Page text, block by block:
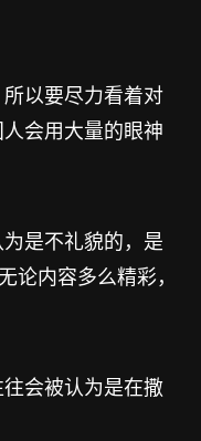
以要尽力看着对
会用大量的眼神
是不礼貌的，是
论内容多么精彩，
会被认为是在撒